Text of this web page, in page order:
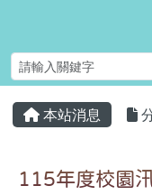
主內容區域
本站消息
115年度校園
頁尾區域